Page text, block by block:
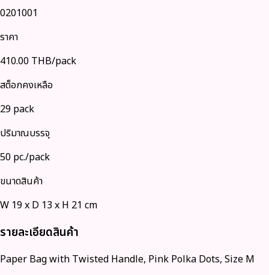
0201001
ราคา
410.00 THB/pack
สต็อกคงเหลือ
29 pack
ปริมาณบรรจุ
50 pc./pack
ขนาดสินค้า
W 19 x D 13 x H 21 cm
รายละเอียดสินค้า
Paper Bag with Twisted Handle, Pink Polka Dots, Size M